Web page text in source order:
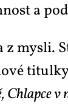
a
mys­li.